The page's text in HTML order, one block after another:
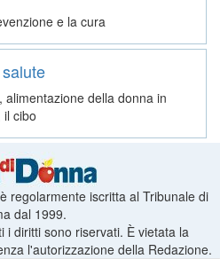
e la cura
della donna in
cibo
regolarmente iscritta al Tribunale di
dal 1999.
i diritti sono riservati. È vietata la
l'autorizzazione della Redazione.